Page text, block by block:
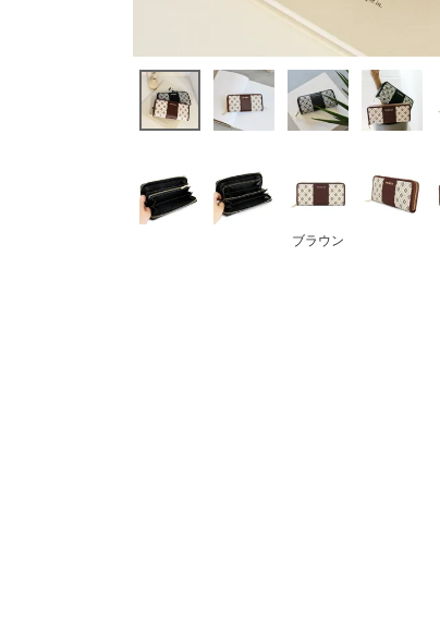
トートバッグ
ハンドバッグ
リュック
ボストンバッグ
財布・小物
ブラウン